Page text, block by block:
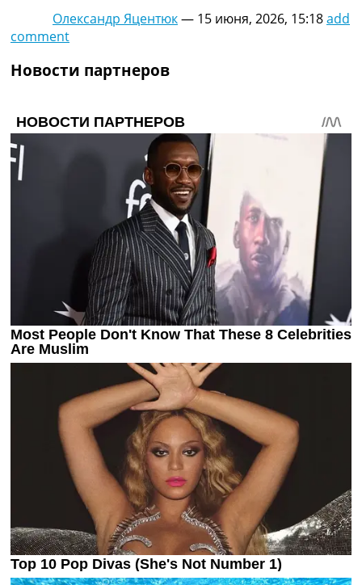
Лига Чемпионов. Таблицы групп
Англия. Премьер-Лига
Все таблицы >>>
Рейтинги
Рейтинг клубов УЕФА
Рейтинг ФИФА
Олександр Яцентюк— 15 июня, 2026, 15:18add
comment
Новости партнеров